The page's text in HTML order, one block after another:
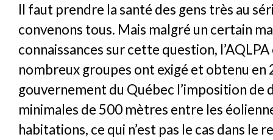
Il faut prendre la santé des gens très au
convenons tous. Mais malgré un certain
connaissances sur cette question,
nombreux groupes ont exigé et obtenu en
gouvernement du Québec l’imposition de
minimales de 500 mètres entre les
habitations, ce qui n’est pas le cas dans le